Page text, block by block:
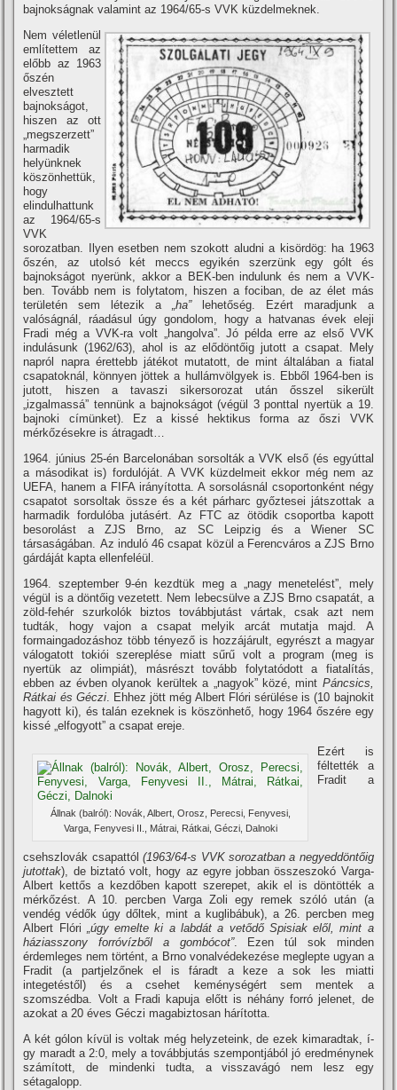
bajnokságnak valamint az 1964/65-s VVK küzdelmeknek.
Nem véletlenül
emlí­tettem az
előbb az 1963
őszén
elvesztett
bajnokságot,
hiszen az ott
„megszerzett”
harmadik
helyünknek
köszönhettük,
hogy
elindulhattunk
az 1964/65-s
VVK
sorozatban. Ilyen esetben nem szokott aludni a kisördög: ha 1963
őszén, az utolsó két meccs egyikén szerzünk egy gólt és
bajnokságot nyerünk, akkor a BEK-ben indulunk és nem a VVK-
ben. Tovább nem is folytatom, hiszen a fociban, de az élet más
területén sem létezik a „ha”lehetőség. Ezért maradjunk a
valóságnál, ráadásul úgy gondolom, hogy a hatvanas évek eleji
Fradi még a VVK-ra volt „hangolva”. Jó példa erre az első VVK
indulásunk (1962/63), ahol is az elődöntőig jutott a csapat. Mely
napról napra érettebb játékot mutatott, de mint általában a fiatal
csapatoknál, könnyen jöttek a hullámvölgyek is. Ebből 1964-ben is
jutott, hiszen a tavaszi sikersorozat után ősszel sikerült
„izgalmassá” tennünk a bajnokságot (végül 3 ponttal nyertük a 19.
bajnoki cí­münket). Ez a kissé hektikus forma az őszi VVK
mérkőzésekre is átragadt…
1964. június 25-én Barcelonában sorsolták a VVK első (és egyúttal
a másodikat is) fordulóját. A VVK küzdelmeit ekkor még nem az
UEFA, hanem a FIFA irányí­totta. A sorsolásnál csoportonként négy
csapatot sorsoltak össze és a két párharc győztesei játszottak a
harmadik fordulóba jutásért. Az FTC az ötödik csoportba kapott
besorolást a ZJS Brno, az SC Leipzig és a Wiener SC
társaságában. Az induló 46 csapat közül a Ferencváros a ZJS Brno
gárdáját kapta ellenfeléül.
1964. szeptember 9-én kezdtük meg a „nagy menetelést”, mely
végül is a döntőig vezetett. Nem lebecsülve a ZJS Brno csapatát, a
zöld-fehér szurkolók biztos továbbjutást vártak, csak azt nem
tudták, hogy vajon a csapat melyik arcát mutatja majd. A
formaingadozáshoz több tényező is hozzájárult, egyrészt a magyar
válogatott tokiói szereplése miatt sűrű volt a program (meg is
nyertük az olimpiát), másrészt tovább folytatódott a fiatalí­tás,
ebben az évben olyanok kerültek a „nagyok” közé, mint Páncsics,
Rátkai és Géczi. Ehhez jött még Albert Flóri sérülése is (10 bajnokit
hagyott ki), és talán ezeknek is köszönhető, hogy 1964 őszére egy
kissé „elfogyott” a csapat ereje.
Állnak (balról): Novák, Albert, Orosz, Perecsi, Fenyvesi,
Varga, Fenyvesi II., Mátrai, Rátkai, Géczi, Dalnoki
Ezért is
féltették a
Fradit a
csehszlovák csapattól(1963/64-s VVK sorozatban a negyeddöntőig
jutottak), de biztató volt, hogy az egyre jobban összeszokó Varga-
Albert kettős a kezdőben kapott szerepet, akik el is döntötték a
mérkőzést. A 10. percben Varga Zoli egy remek szóló után (a
vendég védők úgy dőltek, mint a kuglibábuk), a 26. percben meg
Albert Flóri „úgy emelte ki a labdát a vetődő Spisiak elől, mint a
háziasszony forróví­zből a gombócot”. Ezen túl sok minden
érdemleges nem történt, a Brno vonalvédekezése meglepte ugyan a
Fradit (a partjelzőnek el is fáradt a keze a sok les miatti
integetéstől) és a csehet keménységért sem mentek a
szomszédba. Volt a Fradi kapuja előtt is néhány forró jelenet, de
azokat a 20 éves Géczi magabiztosan hárí­totta.
A két gólon kí­vül is voltak még helyzeteink, de ezek kimaradtak, í­
gy maradt a 2:0, mely a továbbjutás szempontjából jó eredménynek
számí­tott, de mindenki tudta, a visszavágó nem lesz egy
sétagalopp.